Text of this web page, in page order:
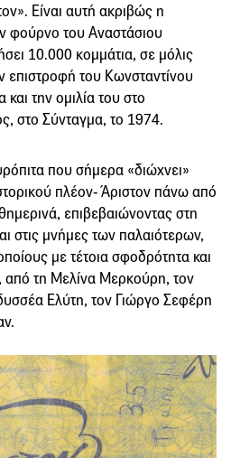
Είναι αυτή ακριβώς η
φούρνο του Αναστάσιου
10.000 κομμάτια, σε μόλις
επιστροφή του Κωνσταντίνου
την ομιλία του στο
στο Σύνταγμα, το 1974.
που σήμερα «διώχνει»
πλέον- Άριστον πάνω από
επιβεβαιώνοντας στη
στις μνήμες των παλαιότερων,
με τέτοια σφοδρότητα και
τη Μελίνα Μερκούρη, τον
Ελύτη, τον Γιώργο Σεφέρη